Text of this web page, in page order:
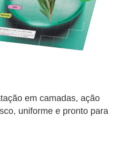
em camadas, ação
uniforme e pronto para